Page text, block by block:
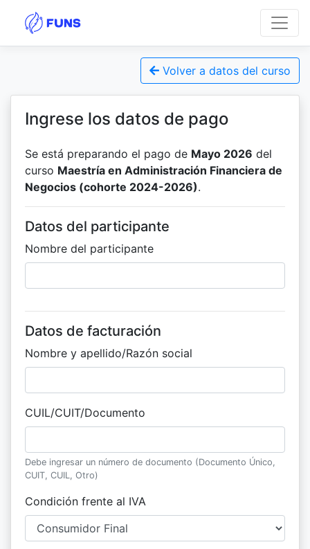
Volver a datos del curso
Ingrese los datos de pago
Se está preparando el pago de Mayo 2026 del
curso Maestría en Administración Financiera de
Negocios (cohorte 2024-2026).
Datos del participante
Nombre del participante
Datos de facturación
Nombre y apellido/Razón social
CUIL/CUIT/Documento
Debe ingresar un número de documento (Documento Único,
CUIT, CUIL, Otro)
Condición frente al IVA